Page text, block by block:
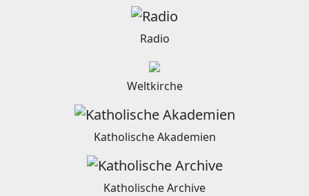
Radio
Weltkirche
Katholische Akademien
Katholische Archive